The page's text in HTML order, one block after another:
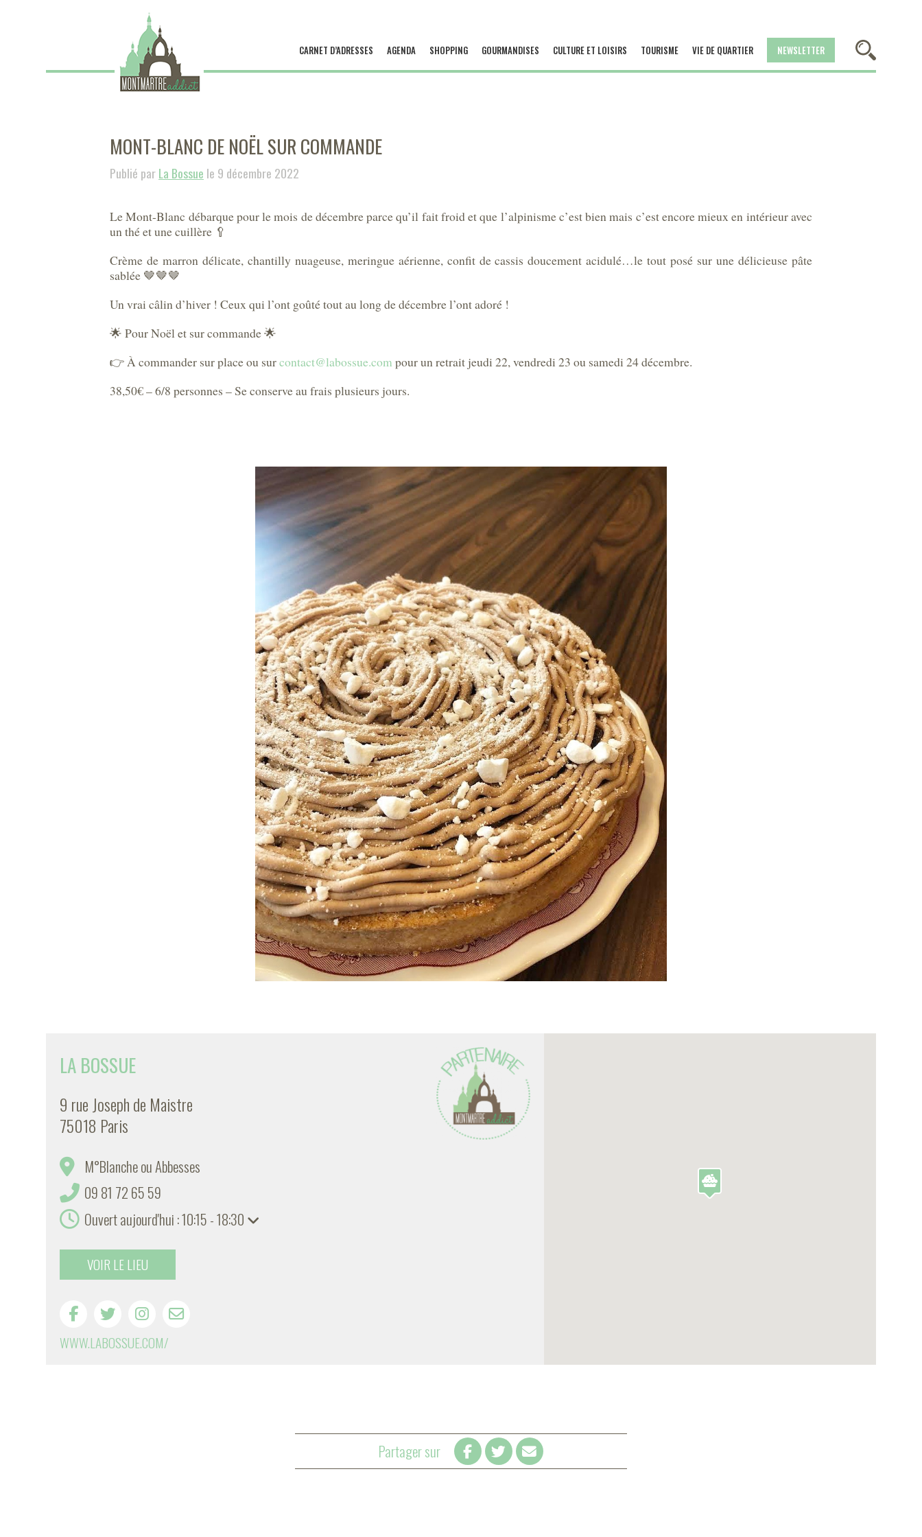
CARNET D’ADRESSES AGENDA SHOPPING GOURMANDISES CULTURE ET LOISIRS TOURISME VIE DE QUARTIER NEWSLETTER
MONT-BLANC DE NOËL SUR COMMANDE
Publié parLa Bossue le 9 décembre 2022
Le Mont-Blanc débarque pour le mois de décembre parce qu’il fait froid et que l’alpinisme c’est bien mais c’est encore mieux en intérieur avec
un thé et une cuillère 🥄
Crème de marron délicate, chantilly nuageuse, meringue aérienne, confit de cassis doucement acidulé…le tout posé sur une délicieuse pâte
sablée 🤎🤎🤎
Un vrai câlin d’hiver ! Ceux qui l’ont goûté tout au long de décembre l’ont adoré !
🌟 Pour Noël et sur commande 🌟
👉 À commander sur place ou surcontact@labossue.com pour un retrait jeudi 22, vendredi 23 ou samedi 24 décembre.
38,50€ – 6/8 personnes – Se conserve au frais plusieurs jours.
LA BOSSUE
9 rue Joseph de Maistre
75018 Paris
M°Blanche ou Abbesses
09 81 72 65 59
Ouvert aujourd'hui : 10:15 - 18:30
VOIR LE LIEU
WWW.LABOSSUE.COM/
Partager sur